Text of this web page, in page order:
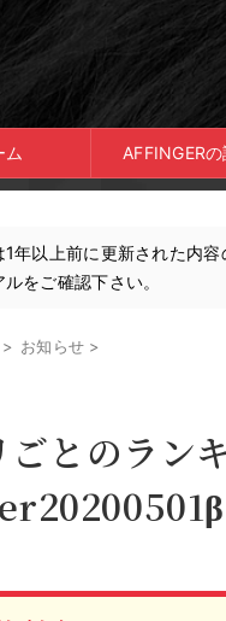
ム AFFINGER
1年以上前に更新された内
をご確認下さい。
> お知らせ >
ごとのラン